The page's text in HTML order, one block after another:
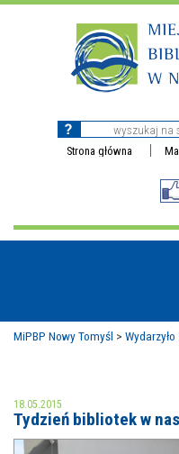
Strona główna
MOJE KONTO
MiPBP Nowy Tomyśl > Wydarzyło
18.05.2015
Tydzień bibliotek w